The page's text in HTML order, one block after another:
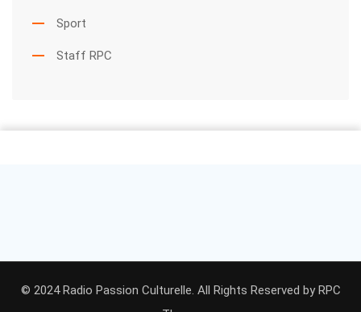
Sport
Staff RPC
© 2024 Radio Passion Culturelle. All Rights Reserved by RPC